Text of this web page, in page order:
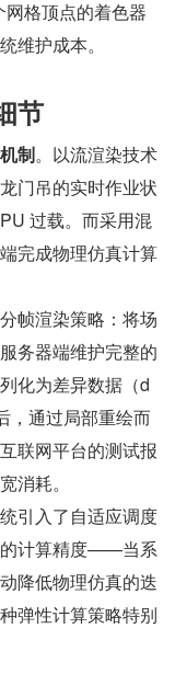
格顶点的着色器
维护成本。
节
制。以流渲染技术
门吊的实时作业状
过载。而采用混
完成物理仿真计算
帧渲染策略：将场
务器端维护完整的
化为差异数据（d
，通过局部重绘而
联网平台的测试报
消耗。
引入了自适应调度
的计算精度——当系
降低物理仿真的迭
弹性计算策略特别